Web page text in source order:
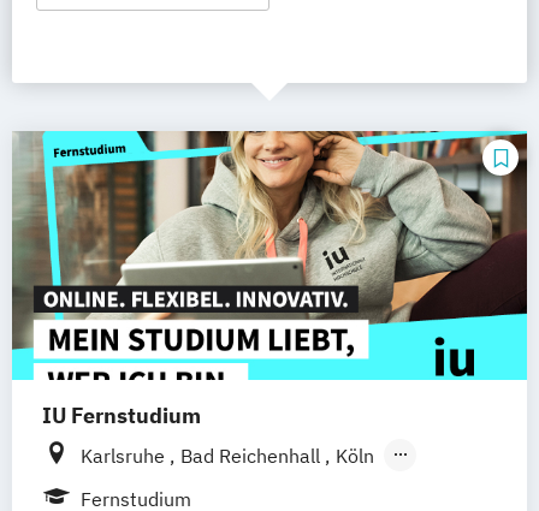
IU Fernstudium
Karlsruhe Bad Reichenhall
Köln
Rostock
Fernstudium